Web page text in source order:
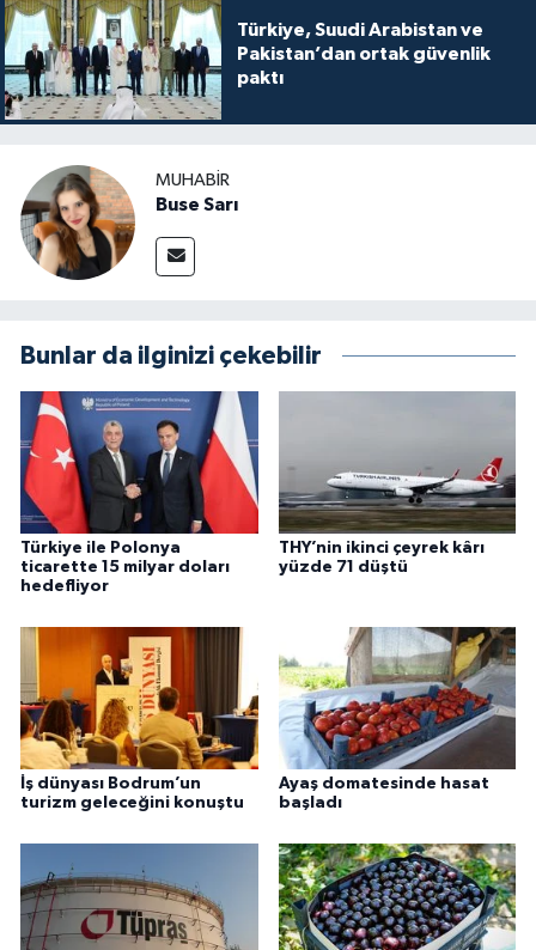
Türkiye, Suudi Arabistan ve
Pakistan’dan ortak güvenlik
paktı
MUHABIR
Buse Sarı
Bunlar da ilginizi çekebilir
Türkiye ile Polonya
ticarette 15 milyar doları
hedefliyor
THY’nin ikinci çeyrek kârı
yüzde 71 düştü
İş dünyası Bodrum’un
turizm geleceğini konuştu
Ayaş domatesinde hasat
başladı